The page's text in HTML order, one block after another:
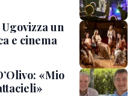
un
e cinema
«Mio